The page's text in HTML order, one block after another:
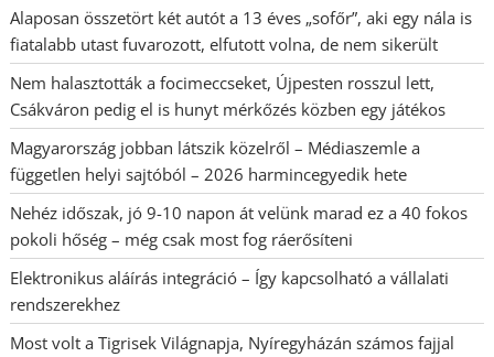
Alaposan összetört két autót a 13 éves „sofőr”, aki egy nála is
fiatalabb utast fuvarozott, elfutott volna, de nem sikerült
Nem halasztották a focimeccseket, Újpesten rosszul lett,
Csákváron pedig el is hunyt mérkőzés közben egy játékos
Magyarország jobban látszik közelről – Médiaszemle a
független helyi sajtóból – 2026 harmincegyedik hete
Nehéz időszak, jó 9-10 napon át velünk marad ez a 40 fokos
pokoli hőség – még csak most fog ráerősíteni
Elektronikus aláírás integráció – Így kapcsolható a vállalati
rendszerekhez
Most volt a Tigrisek Világnapja, Nyíregyházán számos fajjal